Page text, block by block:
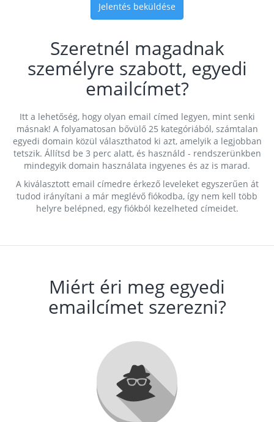
Jelentés beküldése
Szeretnél magadnak
személyre szabott, egyedi
emailcímet?
Itt a lehetőség, hogy olyan email címed legyen, mint senki
másnak! A folyamatosan bővülő 25 kategóriából, számtalan
egyedi domain közül választhatod ki azt, amelyik a legjobban
tetszik. Állítsd be 3 perc alatt, és használd - rendszerünkben
mindegyik domain használata ingyenes és az is marad.
A kiválasztott email címedre érkező leveleket egyszerűen át
tudod irányítani a már meglévő fiókodba, így nem kell több
helyre belépned, egy fiókból kezelheted címeidet.
Miért éri meg egyedi
emailcímet szerezni?